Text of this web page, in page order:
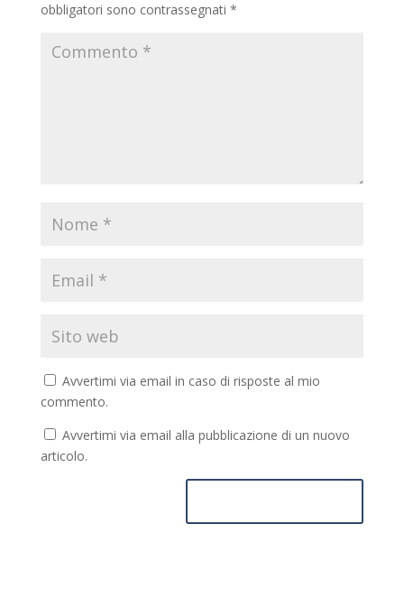
obbligatori sono contrassegnati *
Avvertimi via email in caso di risposte al mio
commento.
Avvertimi via email alla pubblicazione di un nuovo
articolo.